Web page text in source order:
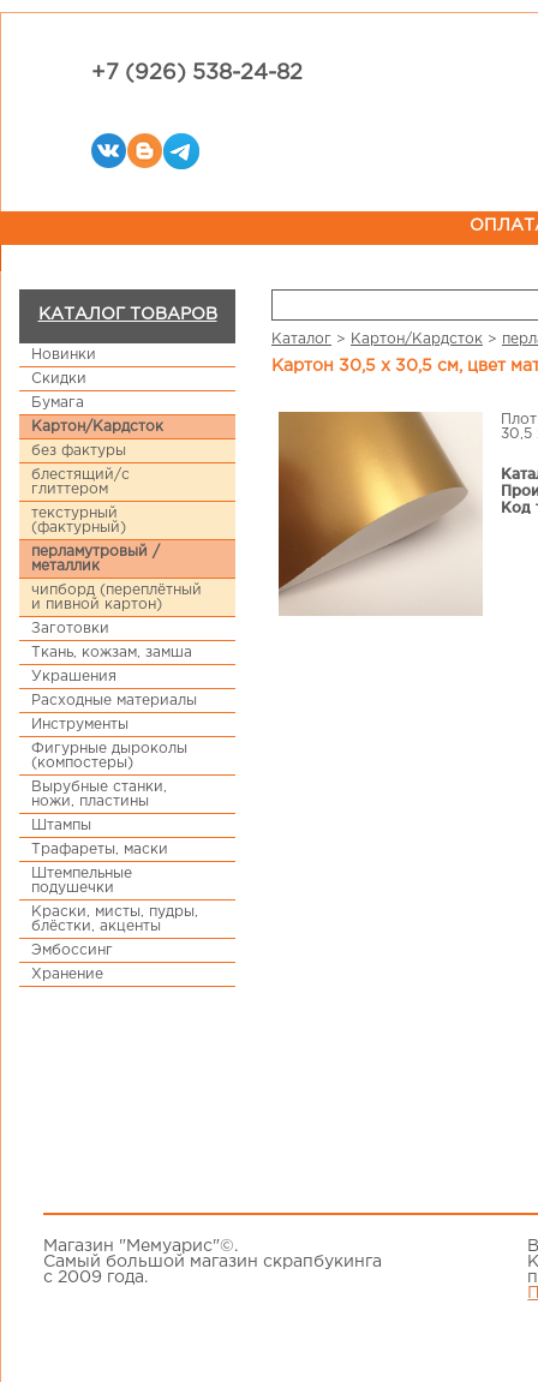
+7 (926) 538-24-82
КАТАЛОГ ТОВАРОВ
Новинки
Скидки
Бумага
Картон/Кардсток
без фактуры
блестящий/с
глиттером
текстурный
(фактурный)
перламутровый /
металлик
чипборд (переплётный
и пивной картон)
Заготовки
Ткань, кожзам, замша
Украшения
Расходные материалы
Инструменты
Фигурные дыроколы
(компостеры)
Вырубные станки,
ножи, пластины
Штампы
Трафареты, маски
Штемпельные
подушечки
Краски, мисты, пудры,
блёстки, акценты
Эмбоссинг
Хранение
Каталог > Картон/Кардсток >
Картон 30,5 х 30,5 см, цвет
30,5
Код
Магазин "Мемуарис"©.
Самый большой магазин скрапбукинга
с 2009 года.